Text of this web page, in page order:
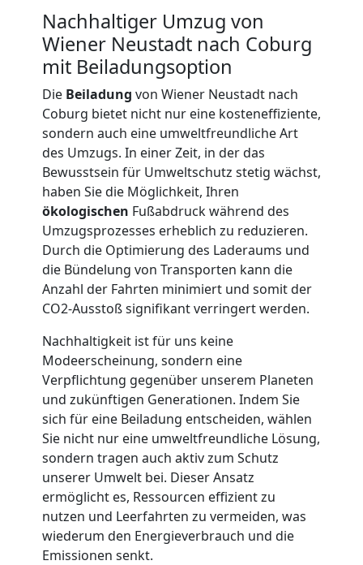
Nachhaltiger Umzug von
Wiener Neustadt nach Coburg
mit Beiladungsoption
Die Beiladung von Wiener Neustadt nach
Coburg bietet nicht nur eine kosteneffiziente,
sondern auch eine umweltfreundliche Art
des Umzugs. In einer Zeit, in der das
Bewusstsein für Umweltschutz stetig wächst,
haben Sie die Möglichkeit, Ihren
ökologischen Fußabdruck während des
Umzugsprozesses erheblich zu reduzieren.
Durch die Optimierung des Laderaums und
die Bündelung von Transporten kann die
Anzahl der Fahrten minimiert und somit der
CO2-Ausstoß signifikant verringert werden.
Nachhaltigkeit ist für uns keine
Modeerscheinung, sondern eine
Verpflichtung gegenüber unserem Planeten
und zukünftigen Generationen. Indem Sie
sich für eine Beiladung entscheiden, wählen
Sie nicht nur eine umweltfreundliche Lösung,
sondern tragen auch aktiv zum Schutz
unserer Umwelt bei. Dieser Ansatz
ermöglicht es, Ressourcen effizient zu
nutzen und Leerfahrten zu vermeiden, was
wiederum den Energieverbrauch und die
Emissionen senkt.
Neustadt
Kunsttransport
Wiener
Neustadt
Umzug
Wiener
Neustadt
Mann
LKW
Möbellift